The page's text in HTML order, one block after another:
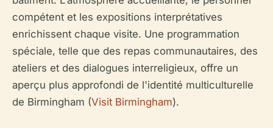
compétent et les expositions interprétatives
enrichissent chaque visite. Une programmation
spéciale, telle que des repas communautaires, des
ateliers et des dialogues interreligieux, offre un
aperçu plus approfondi de l'identité multiculturelle
de Birmingham (Visit Birmingham).